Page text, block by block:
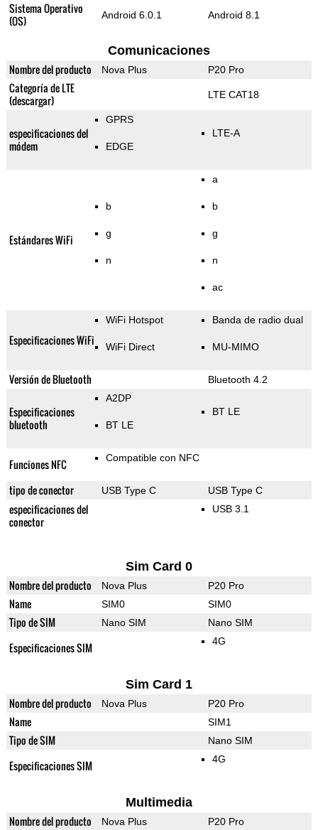
Sistema Operativo
(OS)
Android 6.0.1 Android 8.1
Comunicaciones
Nombre del producto Nova Plus P20 Pro
Categoría de LTE
(descargar)
LTE CAT18
especificaciones del
módem
GPRS
EDGE
LTE-A
Estándares WiFi
b
g
n
a
b
g
n
ac
Especificaciones WiFi
WiFi Hotspot
WiFi Direct
Banda de radio dual
MU-MIMO
Versión de Bluetooth Bluetooth 4.2
Especificaciones
bluetooth
A2DP
BT LE
BT LE
Funciones NFC Compatible con NFC
tipo de conector USB Type C USB Type C
especificaciones del
conector
USB 3.1
Sim Card 0
Nombre del producto Nova Plus P20 Pro
Name SIM0 SIM0
Tipo de SIM Nano SIM Nano SIM
Especificaciones SIM 4G
Sim Card 1
Nombre del producto Nova Plus P20 Pro
Name SIM1
Tipo de SIM Nano SIM
Especificaciones SIM 4G
Multimedia
Nombre del producto Nova Plus P20 Pro